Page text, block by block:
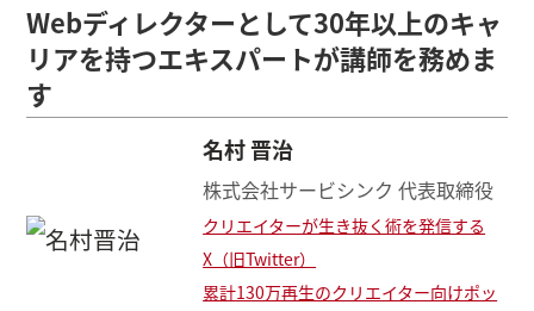
Webディレクターとして30年以上のキャ
リアを持つエキスパートが講師を務めま
す
名村 晋治
株式会社サービシンク 代表取締役
クリエイターが生き抜く術を発信する
X（旧Twitter）
累計130万再生のクリエイター向けポッ